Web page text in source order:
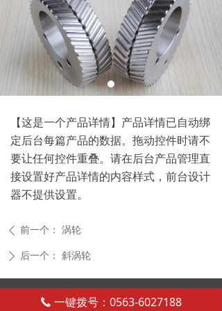
끅 一键拨号：0563-6027188
【这是一个产品详情】产品详情已自动绑
定后台每篇产品的数据。拖动控件时请不
要让任何控件重叠。请在后台产品管理直
接设置好产品详情的内容样式，前台设计
器不提供设置。
ꄴ 前一个： 涡轮
ꄲ 后一个： 斜涡轮
电话：13651779858